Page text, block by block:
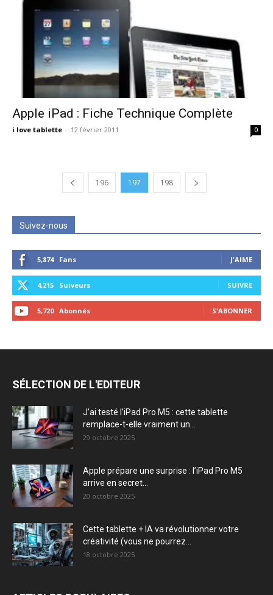
Apple iPad : Fiche Technique Complète
i love tablette - 12 février 2011 0
196 197 198
Suivez-nous
5,874 Fans J'AIME
4,215 Suiveurs SUIVRE
5,720 Abonnés S'ABONNER
SÉLECTION DE L'EDITEUR
J’ai testé l’iPad Pro M5 : cette tablette
remplace-t-elle vraiment un...
29 octobre 2025
Apple prépare une surprise : l’iPad Pro M5
arrive en secret...
20 octobre 2025
Cette tablette + IA va révolutionner votre
créativité (vous ne pourrez...
18 octobre 2025